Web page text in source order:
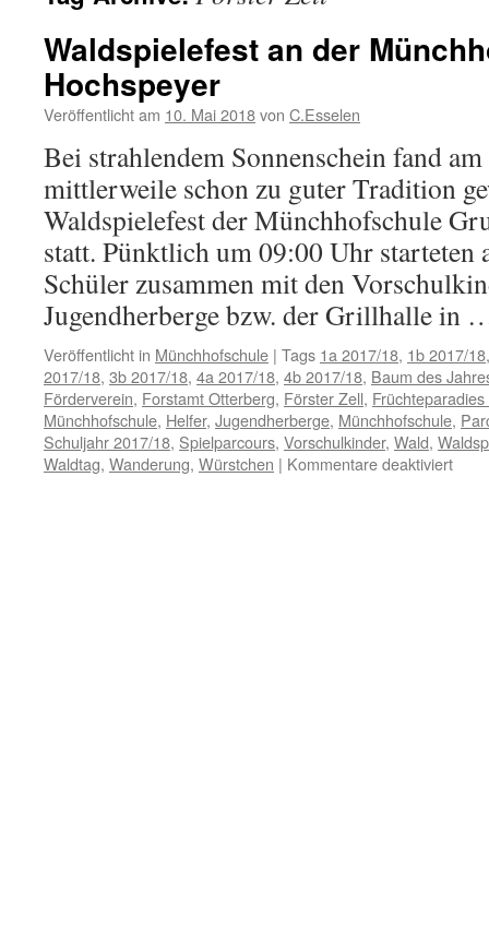
Waldspielefest an der
Hochspeyer
Veröffentlicht am 10. Mai 2018von C.Esselen
Bei strahlendem Sonnenschein fand
mittlerweile schon zu guter Tradition
Waldspielefest der Münchhofschule
statt. Pünktlich um 09:00 Uhr starteten
Schüler zusammen mit den
Jugendherberge bzw. der Grillhalle in
Veröffentlicht in Münchhofschule | Tags 1a 2017/18, 1b 2017/18
2017/18, 3b 2017/18, 4a 2017/18, 4b 2017/18, Baum des
Förderverein, Forstamt Otterberg, Förster Zell,
Münchhofschule, Helfer, Jugendherberge, Münchhofschule,
Schuljahr 2017/18, Spielparcours, Vorschulkinder, Wald,
Waldtag, Wanderung, Würstchen | Kommentare deaktiviertfür